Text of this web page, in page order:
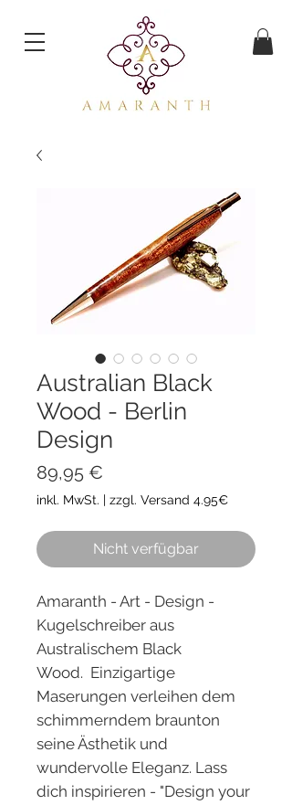
Australian Black
Wood - Berlin
Design
89,95 €
inkl. MwSt. | zzgl. Versand 4.95€
Nicht verfügbar
Amaranth - Art - Design -
Kugelschreiber aus
Australischem Black
Wood. Einzigartige
Maserungen verleihen dem
schimmerndem braunton
seine Ästhetik und
wundervolle Eleganz. Lass
dich inspirieren - "Design your